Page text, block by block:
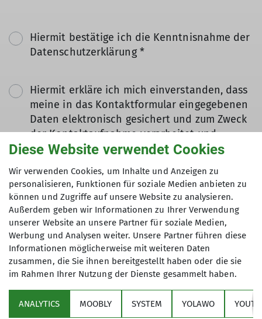
Hiermit bestätige ich die Kenntnisnahme der
Datenschutzerklärung *
Hiermit erkläre ich mich einverstanden, dass
meine in das Kontaktformular eingegebenen
Daten elektronisch gesichert und zum Zweck
der Kontaktaufnahme verarbeitet und
genutzt werden. Mir ist bekannt, dass ich
kann. *
Mit (*) markierte Felder
sind Pflichtfelder
Absenden
Sektion
Diese Website verwendet Cookies
Wir verwenden Cookies, um Inhalte und Anzeigen zu
personalisieren, Funktionen für soziale Medien anbieten zu
können und Zugriffe auf unsere Website zu analysieren.
Außerdem geben wir Informationen zu Ihrer Verwendung
unserer Website an unsere Partner für soziale Medien,
Werbung und Analysen weiter. Unsere Partner führen diese
Informationen möglicherweise mit weiteren Daten
zusammen, die Sie ihnen bereitgestellt haben oder die sie
im Rahmen Ihrer Nutzung der Dienste gesammelt haben.
ANALYTICS MOOBLY SYSTEM YOLAWO